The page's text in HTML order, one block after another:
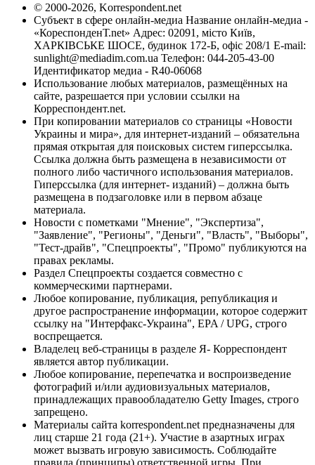
© 2000-2026, Korrespondent.net
Субъект в сфере онлайн-медиа Название онлайн-медиа -
«КореспонденТ.net» Адрес: 02091, місто Київ,
ХАРКІВСЬКЕ ШОСЕ, будинок 172-Б, офіс 208/1 E-mail:
sunlight@mediadim.com.ua Телефон: 044-205-43-00
Идентификатор медиа - R40-06068
Использование любых материалов, размещённых на
сайте, разрешается при условии ссылки на
Корреспондент.net.
При копировании материалов со страницы «Новости
Украины и мира», для интернет-изданий – обязательна
прямая открытая для поисковых систем гиперссылка.
Ссылка должна быть размещена в независимости от
полного либо частичного использования материалов.
Гиперссылка (для интернет- изданий) – должна быть
размещена в подзаголовке или в первом абзаце
материала.
Новости с пометками "Мнение", "Экспертиза",
"Заявление", "Регионы", "Деньги", "Власть", "Выборы",
"Тест-драйв", "Спецпроекты", "Промо" публикуются на
правах рекламы.
Раздел Спецпроекты создается совместно с
коммерческими партнерами.
Любое копирование, публикация, републикация и
другое распространение информации, которое содержит
ссылку на "Интерфакс-Украина", EPA / UPG, строго
воспрещается.
Владелец веб-страницы в разделе Я- Корреспондент
является автор публикации.
Любое копирование, перепечатка и воспроизведение
фотографий и/или аудиовизуальных материалов,
принадлежащих правообладателю Getty Images, строго
запрещено.
Материалы сайта korrespondent.net предназначены для
лиц старше 21 года (21+). Участие в азартных играх
может вызвать игровую зависимость. Соблюдайте
правила (принципы) ответственной игры. При